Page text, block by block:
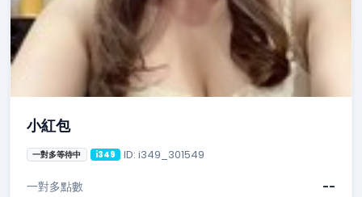
小紅包
一對多等待中 i349 ID: i349_301549
一對多點數
--